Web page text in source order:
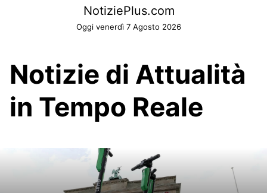
NotiziePlus.com
Oggi venerdì 7 Agosto 2026
Notizie di Attualità
in Tempo Reale